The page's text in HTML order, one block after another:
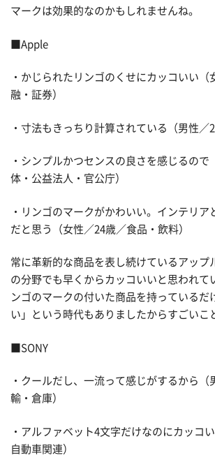
マークは効果的なのかもしれませんね。
■Apple
・かじられたリンゴのくせにカッコいい（
融・証券）
・寸法もきっちり計算されている（男性／
・シンプルかつセンスの良さを感じるので
体・公益法人・官公庁）
・リンゴのマークがかわいい。インテリア
だと思う（女性／24歳／食品・飲料）
常に革新的な商品を表し続けているアップ
の分野でも早くからカッコいいと思われて
ンゴのマークの付いた商品を持っているだ
い」という時代もありましたからすごいこ
■SONY
・クールだし、一流って感じがするから（
輸・倉庫）
・アルファベット4文字だけなのにカッコ
自動車関連）